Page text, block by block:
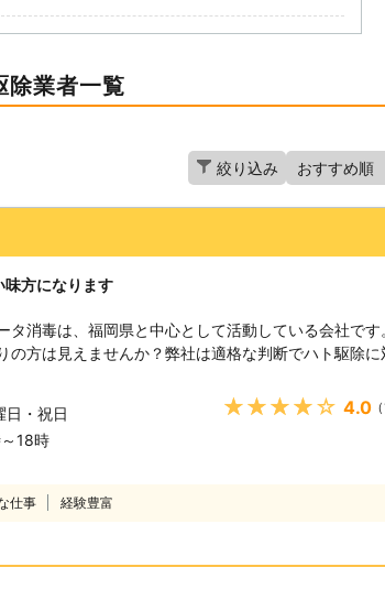
除業者一覧
絞り込み
味方になります
タ消毒は、福岡県と中心として活動している会社です
の方は見えませんか？弊社は適格な判断でハト駆除に
による被害報告】 ハトが大量発生した事により、ベラ
濯物が鳩の羽毛だらけになって困っている事例が報告
トの糞による被害も多く住宅は糞だらけになってしま
れたりする事例があります。 【ハトは同じ場所で糞を
しょう。ハトは「同じ動線で生活をする」と言う習性
も、鳩にとっては生活の目印となってしまっているの
ハトが増えて糞による被害が拡大していきます。ハト
日・祝日
18時
★★★★★ 4.0（
仕事 経験豊富